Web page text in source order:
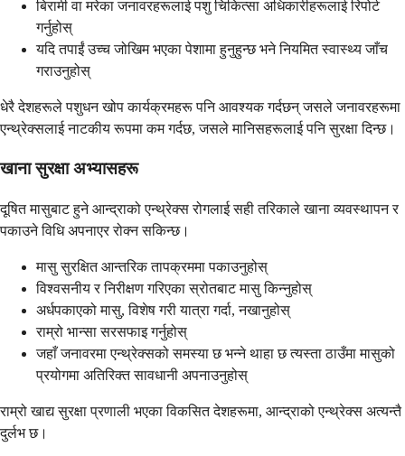
बिरामी वा मरेका जनावरहरूलाई पशु चिकित्सा अधिकारीहरूलाई रिपोर्ट
गर्नुहोस्
यदि तपाईं उच्च जोखिम भएका पेशामा हुनुहुन्छ भने नियमित स्वास्थ्य जाँच
गराउनुहोस्
धेरै देशहरूले पशुधन खोप कार्यक्रमहरू पनि आवश्यक गर्दछन् जसले जनावरहरूमा
एन्थ्रेक्सलाई नाटकीय रूपमा कम गर्दछ, जसले मानिसहरूलाई पनि सुरक्षा दिन्छ।
खाना सुरक्षा अभ्यासहरू
दूषित मासुबाट हुने आन्द्राको एन्थ्रेक्स रोगलाई सही तरिकाले खाना व्यवस्थापन र
पकाउने विधि अपनाएर रोक्न सकिन्छ।
मासु सुरक्षित आन्तरिक तापक्रममा पकाउनुहोस्
विश्वसनीय र निरीक्षण गरिएका स्रोतबाट मासु किन्नुहोस्
अर्धपकाएको मासु, विशेष गरी यात्रा गर्दा, नखानुहोस्
राम्रो भान्सा सरसफाइ गर्नुहोस्
जहाँ जनावरमा एन्थ्रेक्सको समस्या छ भन्ने थाहा छ त्यस्ता ठाउँमा मासुको
प्रयोगमा अतिरिक्त सावधानी अपनाउनुहोस्
राम्रो खाद्य सुरक्षा प्रणाली भएका विकसित देशहरूमा, आन्द्राको एन्थ्रेक्स अत्यन्तै
दुर्लभ छ।